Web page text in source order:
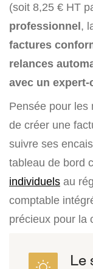
(soit 8,25 € HT
professionnel,
factures
relances
avec un
Pensée pour les
de créer une
suivre ses
tableau de bord
individuels au
comptable
précieux pour la
Le